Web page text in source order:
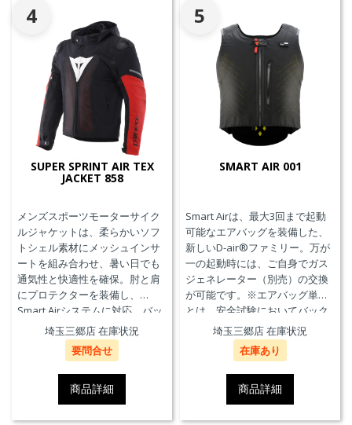
4
SUPER SPRINT AIR TEX
JACKET 858
メンズスポーツモーターサイク
ルジャケットは、柔らかいソフ
トシェル素材にメッシュインサ
ートを組み合わせ、暑い日でも
通気性と快適性を確保。肘と肩
にプロテクターを装備し、
Smart Airシステムに対応。バッ
クプロテクターおよびチェスト
プロテクターにも対応していま
埼玉三郷店 在庫状況
要問合せ
商品詳細
5
SMART AIR 001
Smart Airは、最大3回まで起動
可能なエアバッグを装備した、
新しいD-air®ファミリー。万が
一の起動時には、ご自身でガス
ジェネレーター（別売）の交換
が可能です。※エアバッグ単体
とは、安全試験においてバック
プロテクターとの併用を必要と
せず、エアバッグことを指しま
埼玉三郷店 在庫状況
在庫あり
商品詳細